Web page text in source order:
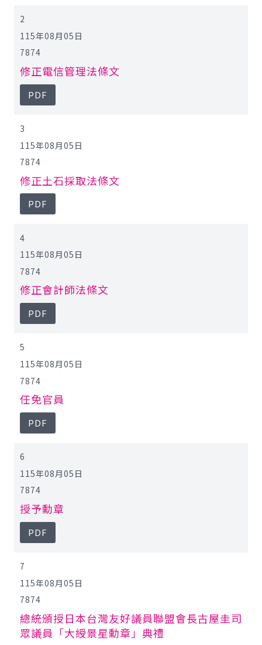
2
115年08月05日
7874
修正電信管理法條文
PDF
3
115年08月05日
7874
修正土石採取法條文
PDF
4
115年08月05日
7874
修正會計師法條文
PDF
5
115年08月05日
7874
任免官員
PDF
6
115年08月05日
7874
授予勳章
PDF
7
115年08月05日
7874
總統頒授日本台灣友好議員聯盟會長古屋圭司
眾議員「大綬景星勳章」典禮